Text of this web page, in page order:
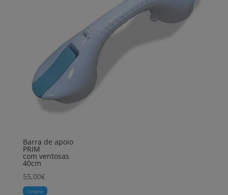
Barra de apoio
PRIM
com ventosas
40cm
55,00€
Comprar